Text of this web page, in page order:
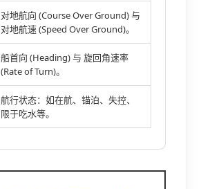
对地航向 (Course Over Ground) 与
对地航速 (Speed Over Ground)。
船首向 (Heading) 与 旋回角速率
(Rate of Turn)。
航行状态：如在航、锚泊、失控、
限于吃水等。